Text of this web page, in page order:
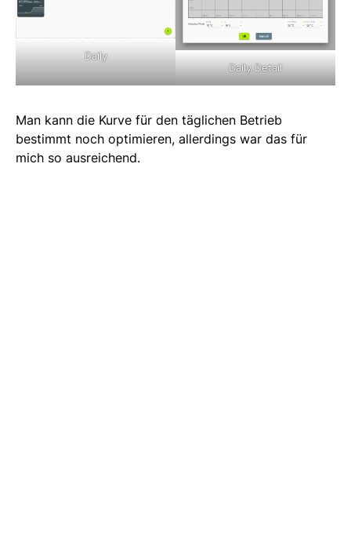
Daily
Daily Detail
Man kann die Kurve für den täglichen Betrieb
bestimmt noch optimieren, allerdings war das für
mich so ausreichend.